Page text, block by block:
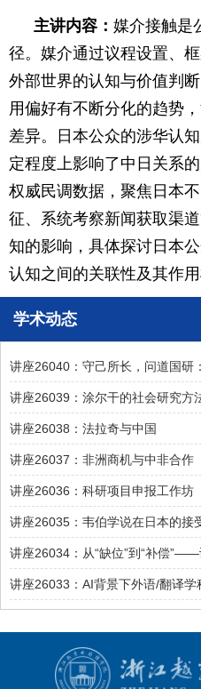
主讲内容： 媒介接触是
径。媒介通过议程设置、
外部世界的认知与价值判
用偏好有不断分化的趋势
差异。日本公众的涉华认
定程度上影响了中日关系
权威民调数据，聚焦日本
征、系统考察新闻获取渠
知的影响，具体探讨日本
认知之间的关联性及其作用
学术动态
讲座26039：涂尔干的社会研究方
讲座26038：法拉奇与中国
讲座26037：非洲商机与中非合作
讲座26036：科研项目申报工作坊
讲座26035：韦伯学说在日本的接
讲座26034：从“缺位”到“补偿
讲座26033：AI背景下外语/翻译学